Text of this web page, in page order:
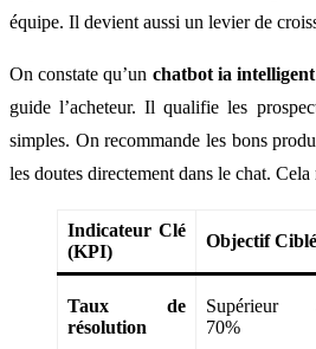
équipe. Il devient aussi un levier de
On constate qu’un chatbot ia
guide l’acheteur. Il qualifie les
simples. On recommande les bons
les doutes directement dans le chat.
Indicateur Clé
(KPI)
Objectif Ciblé
Taux de
résolution
Supérieur
70%